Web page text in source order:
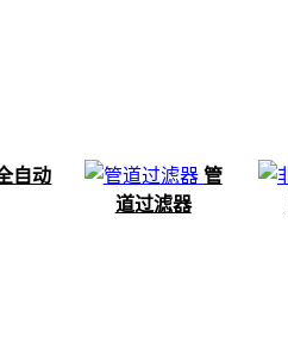
自动
管
道过滤器